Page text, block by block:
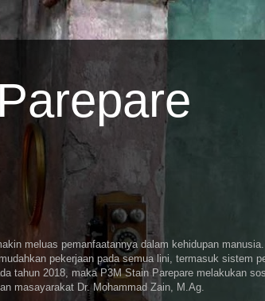
meluas pemanfaatannya dalam kehidupan manusia.
pekerjaan pada semua lini, termasuk sistem
tahun 2018, maka P3M Stain Parepare melakukan
masayarakat Dr. Mohammad Zain, M.Ag.